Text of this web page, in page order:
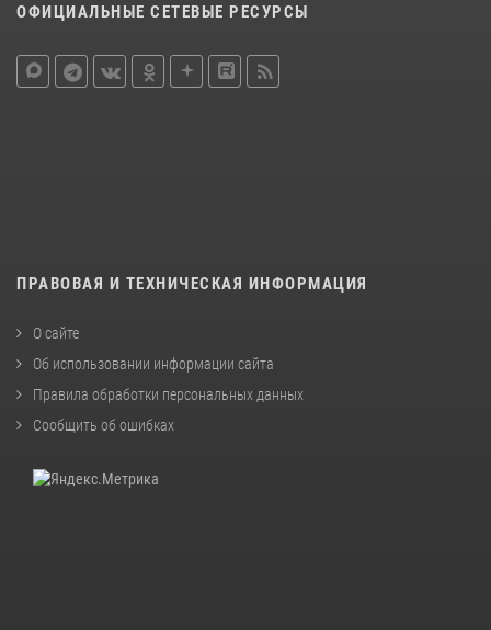
ОФИЦИАЛЬНЫЕ СЕТЕВЫЕ РЕСУРСЫ
ПРАВОВАЯ И ТЕХНИЧЕСКАЯ ИНФОРМАЦИЯ
О сайте
Об использовании информации сайта
Правила обработки персональных данных
Сообщить об ошибках